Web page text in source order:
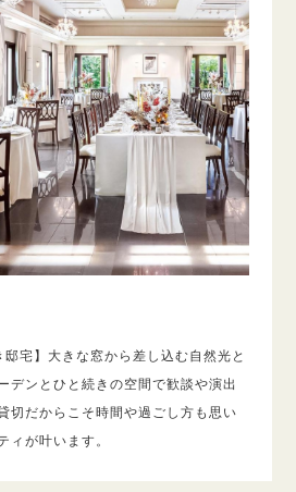
邸宅】大きな窓から差し込む自然光と
デンとひと続きの空間で歓談や演出
切だからこそ時間や過ごし方も思い
ィが叶います。